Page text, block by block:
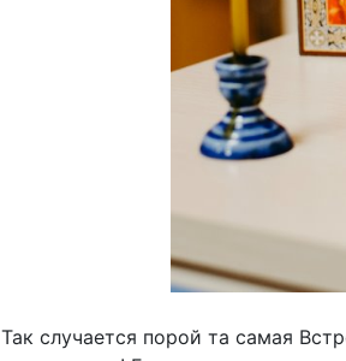
Так случается порой та самая